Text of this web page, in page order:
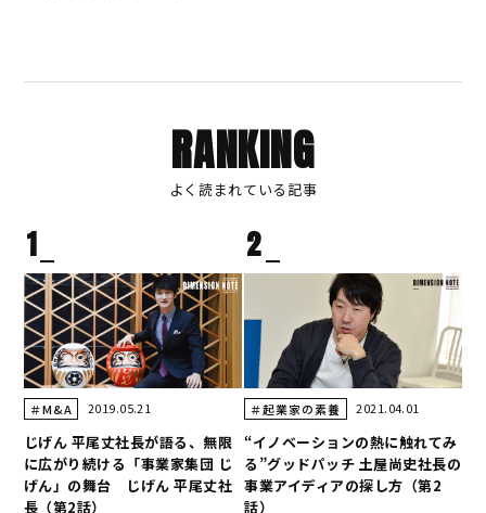
RANKING
よく読まれている記事
1
＃M&A 2019.05.21
じげん 平尾丈社長が語る、無限
に広がり続ける「事業家集団 じ
げん」の舞台 じげん 平尾丈社
長（第2話）
2
＃起業家の素養 2021.04.01
“イノベーションの熱に触れてみ
る”グッドパッチ 土屋尚史社長の
事業アイディアの探し方（第2
話）